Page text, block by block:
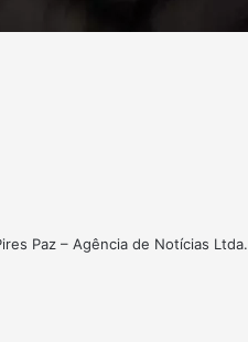
Paz – Agência de Notícias Ltda.